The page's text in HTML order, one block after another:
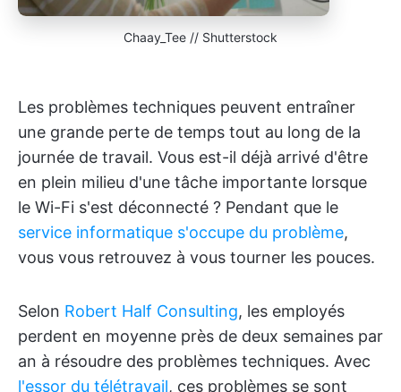
Chaay_Tee // Shutterstock
Les problèmes techniques peuvent entraîner
une grande perte de temps tout au long de la
journée de travail. Vous est-il déjà arrivé d'être
en plein milieu d'une tâche importante lorsque
le Wi-Fi s'est déconnecté ? Pendant que le
service informatique s'occupe du problème,
vous vous retrouvez à vous tourner les pouces.
Selon Robert Half Consulting, les employés
perdent en moyenne près de deux semaines par
an à résoudre des problèmes techniques. Avec
l'essor du télétravail, ces problèmes se sont